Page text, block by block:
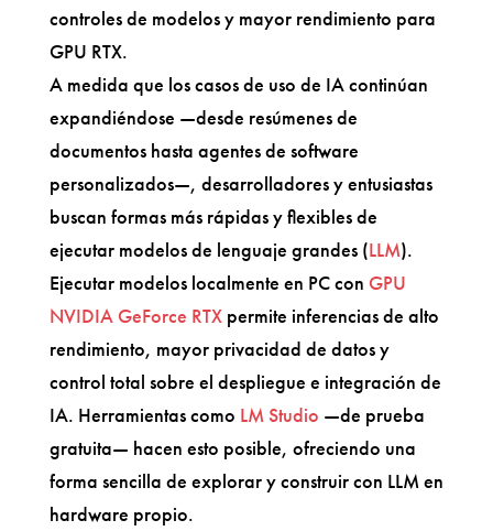
controles de modelos y mayor rendimiento para
GPU RTX.
A medida que los casos de uso de IA continúan
expandiéndose —desde resúmenes de
documentos hasta agentes de software
personalizados—, desarrolladores y entusiastas
buscan formas más rápidas y flexibles de
ejecutar modelos de lenguaje grandes (LLM).
Ejecutar modelos localmente en PC con GPU
NVIDIA GeForce RTXpermite inferencias de alto
rendimiento, mayor privacidad de datos y
control total sobre el despliegue e integración de
IA. Herramientas como LM Studio —de prueba
gratuita— hacen esto posible, ofreciendo una
forma sencilla de explorar y construir con LLM en
hardware propio.